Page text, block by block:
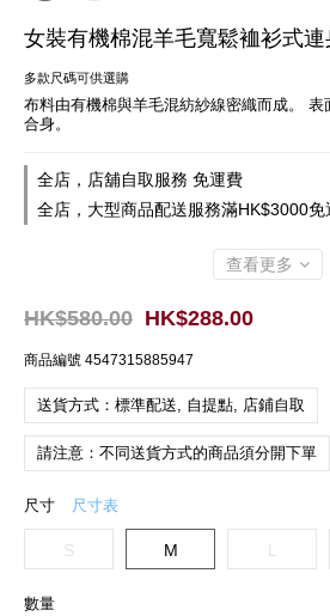
女裝有機棉混羊毛寬鬆裇衫式連
多款尺碼可供選購
布料由有機棉與羊毛混紡紗線密織而成。
合身。
全店，店舖自取服務 免運費
全店，大型商品配送服務滿HK$3000免
查看更多
HK$288.00
HK$580.00
商品編號 4547315885947
送貨方式：標準配送, 自提點, 店鋪自取
請注意：不同送貨方式的商品須分開下單
尺寸 尺寸表
S M
數量